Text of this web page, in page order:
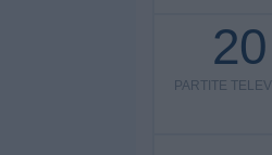
20
PARTITE